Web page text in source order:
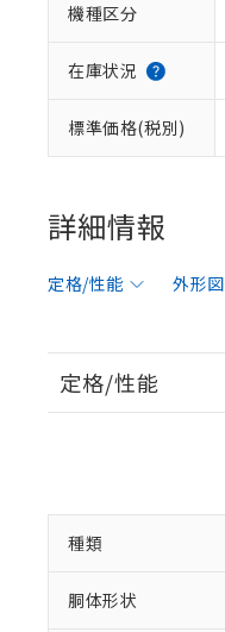
機種区分
在庫状況
標準価格(税別)
詳細情報
定格/性能 外形図
定格/性能
種類
胴体形状